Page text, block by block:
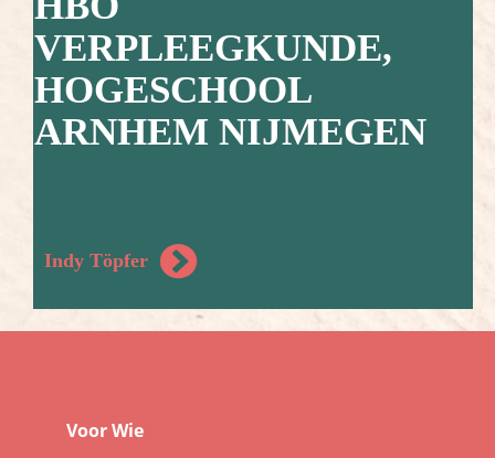
VERPLEEGKUNDE,
HOGESCHOOL
ARNHEM NIJMEGEN
Indy Töpfer
Voor Wie